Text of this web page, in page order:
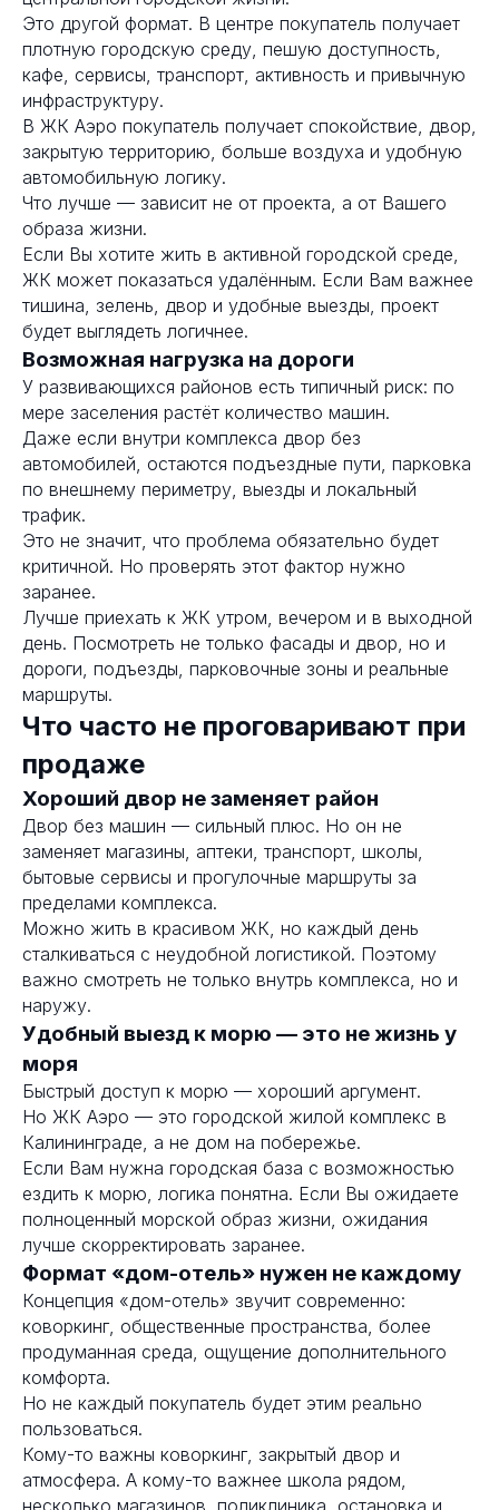
Это другой формат. В центре покупатель получает
плотную городскую среду, пешую доступность,
кафе, сервисы, транспорт, активность и привычную
инфраструктуру.
В ЖК Аэро покупатель получает спокойствие, двор,
закрытую территорию, больше воздуха и удобную
автомобильную логику.
Что лучше — зависит не от проекта, а от Вашего
образа жизни.
Если Вы хотите жить в активной городской среде,
ЖК может показаться удалённым. Если Вам важнее
тишина, зелень, двор и удобные выезды, проект
будет выглядеть логичнее.
Возможная нагрузка на дороги
У развивающихся районов есть типичный риск: по
мере заселения растёт количество машин.
Даже если внутри комплекса двор без
автомобилей, остаются подъездные пути, парковка
по внешнему периметру, выезды и локальный
трафик.
Это не значит, что проблема обязательно будет
критичной. Но проверять этот фактор нужно
заранее.
Лучше приехать к ЖК утром, вечером и в выходной
день. Посмотреть не только фасады и двор, но и
дороги, подъезды, парковочные зоны и реальные
маршруты.
Что часто не проговаривают при
продаже
Хороший двор не заменяет район
Двор без машин — сильный плюс. Но он не
заменяет магазины, аптеки, транспорт, школы,
бытовые сервисы и прогулочные маршруты за
пределами комплекса.
Можно жить в красивом ЖК, но каждый день
сталкиваться с неудобной логистикой. Поэтому
важно смотреть не только внутрь комплекса, но и
наружу.
Удобный выезд к морю — это не жизнь у
моря
Быстрый доступ к морю — хороший аргумент.
Но ЖК Аэро — это городской жилой комплекс в
Калининграде, а не дом на побережье.
Если Вам нужна городская база с возможностью
ездить к морю, логика понятна. Если Вы ожидаете
полноценный морской образ жизни, ожидания
лучше скорректировать заранее.
Формат «дом-отель» нужен не каждому
Концепция «дом-отель» звучит современно:
коворкинг, общественные пространства, более
продуманная среда, ощущение дополнительного
комфорта.
Но не каждый покупатель будет этим реально
пользоваться.
Кому-то важны коворкинг, закрытый двор и
атмосфера. А кому-то важнее школа рядом,
несколько магазинов, поликлиника, остановка и